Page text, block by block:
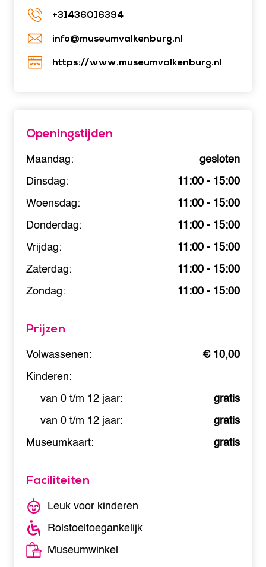
+31436016394
info@museumvalkenburg.nl
https://www.museumvalkenburg.nl
Openingstijden
Maandag:
gesloten
Dinsdag:
11:00 - 15:00
Woensdag:
11:00 - 15:00
Donderdag:
11:00 - 15:00
Vrijdag:
11:00 - 15:00
Zaterdag:
11:00 - 15:00
Zondag:
11:00 - 15:00
Prijzen
Volwassenen:
€ 10,00
Kinderen:
van 0 t/m 12 jaar:
gratis
van 0 t/m 12 jaar:
gratis
Museumkaart:
gratis
Faciliteiten
Leuk voor kinderen
Rolstoeltoegankelijk
Museumwinkel